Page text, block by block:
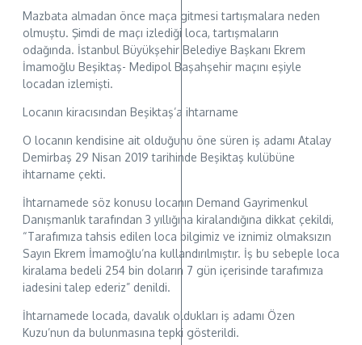
Mazbata almadan önce maça gitmesi tartışmalara neden
olmuştu. Şimdi de maçı izlediği loca, tartışmaların
odağında. İstanbul Büyükşehir Belediye Başkanı Ekrem
İmamoğlu Beşiktaş- Medipol Başahşehir maçını eşiyle
locadan izlemişti.
Locanın kiracısından Beşiktaş’a ihtarname
O locanın kendisine ait olduğunu öne süren iş adamı Atalay
Demirbaş 29 Nisan 2019 tarihinde Beşiktaş kulübüne
ihtarname çekti.
İhtarnamede söz konusu locanın Demand Gayrimenkul
Danışmanlık tarafından 3 yıllığına kiralandığına dikkat çekildi,
“Tarafımıza tahsis edilen loca bilgimiz ve iznimiz olmaksızın
Sayın Ekrem İmamoğlu’na kullandırılmıştır. İş bu sebeple loca
kiralama bedeli 254 bin doların 7 gün içerisinde tarafımıza
iadesini talep ederiz” denildi.
İhtarnamede locada, davalık oldukları iş adamı Özen
Kuzu’nun da bulunmasına tepki gösterildi.